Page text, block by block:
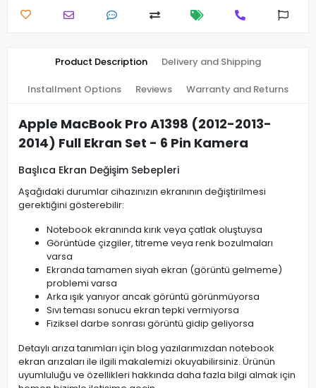
Product Description Delivery and Shipping
Installment Options Reviews Warranty and Returns
Apple MacBook Pro A1398 (2012-2013-
2014) Full Ekran Set - 6 Pin Kamera
Başlıca Ekran Değişim Sebepleri
Aşağıdaki durumlar cihazınızın ekranının değiştirilmesi
gerektiğini gösterebilir:
Notebook ekranında kırık veya çatlak oluştuysa
Görüntüde çizgiler, titreme veya renk bozulmaları
varsa
Ekranda tamamen siyah ekran (görüntü gelmeme)
problemi varsa
Arka ışık yanıyor ancak görüntü görünmüyorsa
Sıvı teması sonucu ekran tepki vermiyorsa
Fiziksel darbe sonrası görüntü gidip geliyorsa
Detaylı arıza tanımları için blog yazılarımızdan notebook
ekran arızaları ile ilgili makalemizi okuyabilirsiniz. Ürünün
uyumluluğu ve özellikleri hakkında daha fazla bilgi almak için